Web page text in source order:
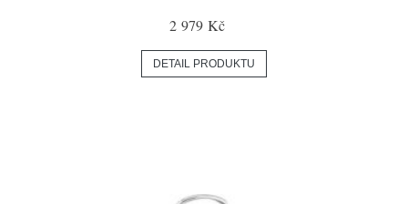
2 979 Kč
DETAIL PRODUKTU